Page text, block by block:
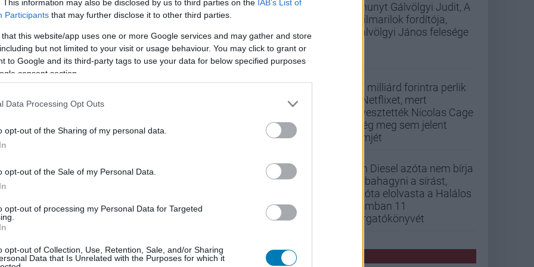
This information may also be disclosed by us to third parties on the IAB’s List of
Participants that may further disclose it to other third parties.
that this website/app uses one or more Google services and may gather and store
but not limited to your visit or usage behaviour. You may click to grant or
to Google and its third-party tags to use your data for below specified purposes
consent section.
Data Processing Opt Outs
opt-out of the Sharing of my personal data.
opt-out of the Sale of my Personal Data.
opt-out of processing my Personal Data for Targeted
opt-out of Collection, Use, Retention, Sale, and/or Sharing
Data that Is Unrelated with the Purposes for which it
Facebook csoportba, dobj fel témákat, dumálj
hangulata – Jön a második forduló! (X)
Elhunyt Gálvölgyi Judit, A
szilmarilok fordítója,
Gálvölgyi János felesége
33 milliárd forintra perlik
a Netflixet, mert
elvesztették Nicolas Cage
még meg sem jelent
filmjét
Vin Diesel azóta nem bírja
abbahagyni a sírást,
mióta elolvasta a Halálos
iramban 11
forgatókönyvét
PCW HÍREK